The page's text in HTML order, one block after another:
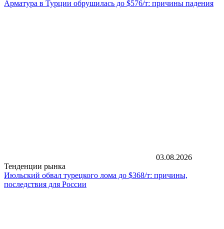
Арматура в Турции обрушилась до $576/т: причины падения
03.08.2026
Тенденции рынка
Июльский обвал турецкого лома до $368/т: причины,
последствия для России